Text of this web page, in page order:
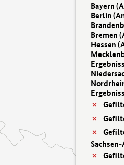
Bayern (
Berlin (
Bremen (
Hessen (